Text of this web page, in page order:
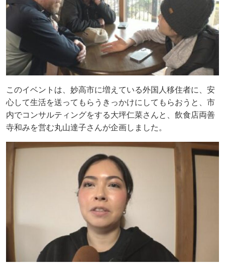
このイベントは、妙高市に増えている外国人移住者に、安
心して生活を送ってもらうきっかけにしてもらおうと、市
内でコンサルティングをする大坪仁菜さんと、飲食店両善
寺和みを営む丸山達子さんが企画しました。